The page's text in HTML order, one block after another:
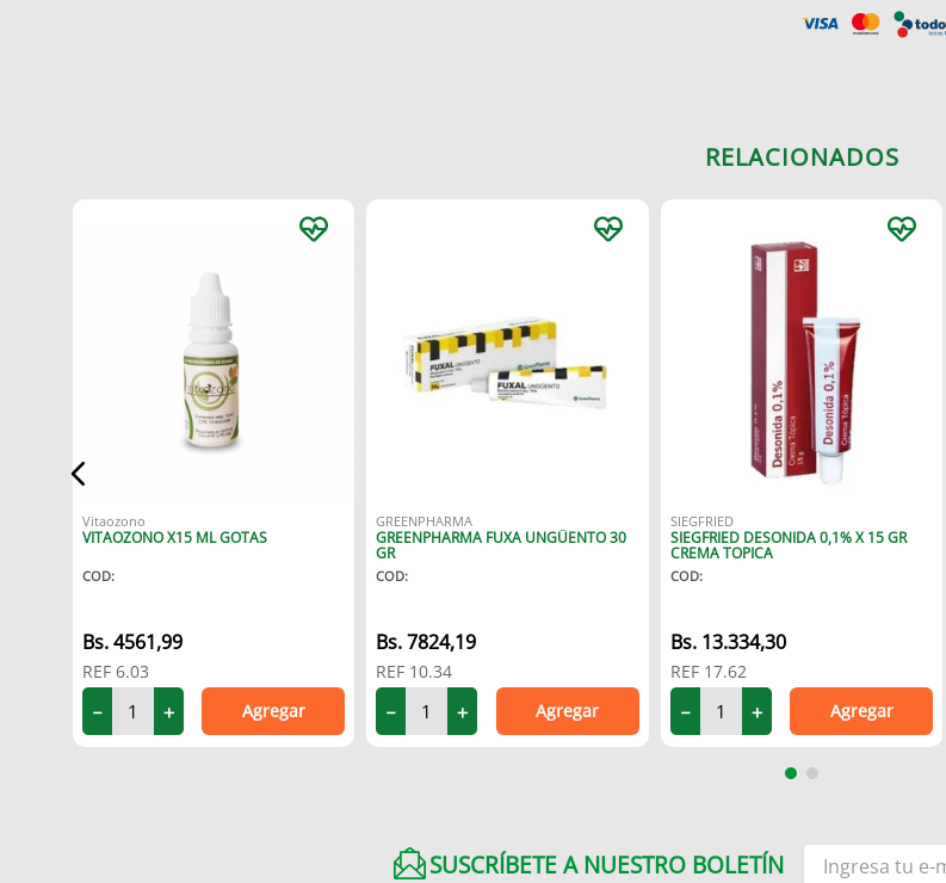
RELACIONADOS
Vitaozono
VITAOZONO X15 ML GOTAS
COD:
4561,99
REF 6.03
＋
－ Agregar
GREENPHARMA
GREENPHARMA FUXA UNGÜENTO 30
GR
COD:
7824,19
REF 10.34
＋
－ Agregar
SIEGFRIED
SIEGFRIED DESONIDA 0,1% X 15 GR
CREMA TOPICA
COD:
13.334,30
REF 17.62
＋
－ Agregar
SUSCRÍBETE A NUESTRO BOLETÍN